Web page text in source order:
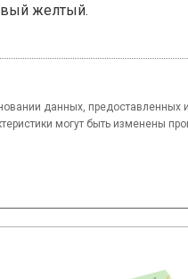
желтый.
данных, предоставленных
могут быть изменены